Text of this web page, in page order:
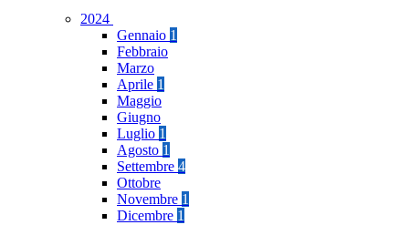
2024
Gennaio 1
Febbraio
Marzo
Aprile 1
Maggio
Giugno
Luglio 1
Agosto 1
Settembre 4
Ottobre
Novembre 1
Dicembre 1